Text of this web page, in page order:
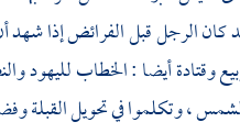
كان الرجل قبل الفرائض إذا شهد أن
وقتادةأيضا : الخطاب لليهود
، وتكلموا في تحويل القبلة